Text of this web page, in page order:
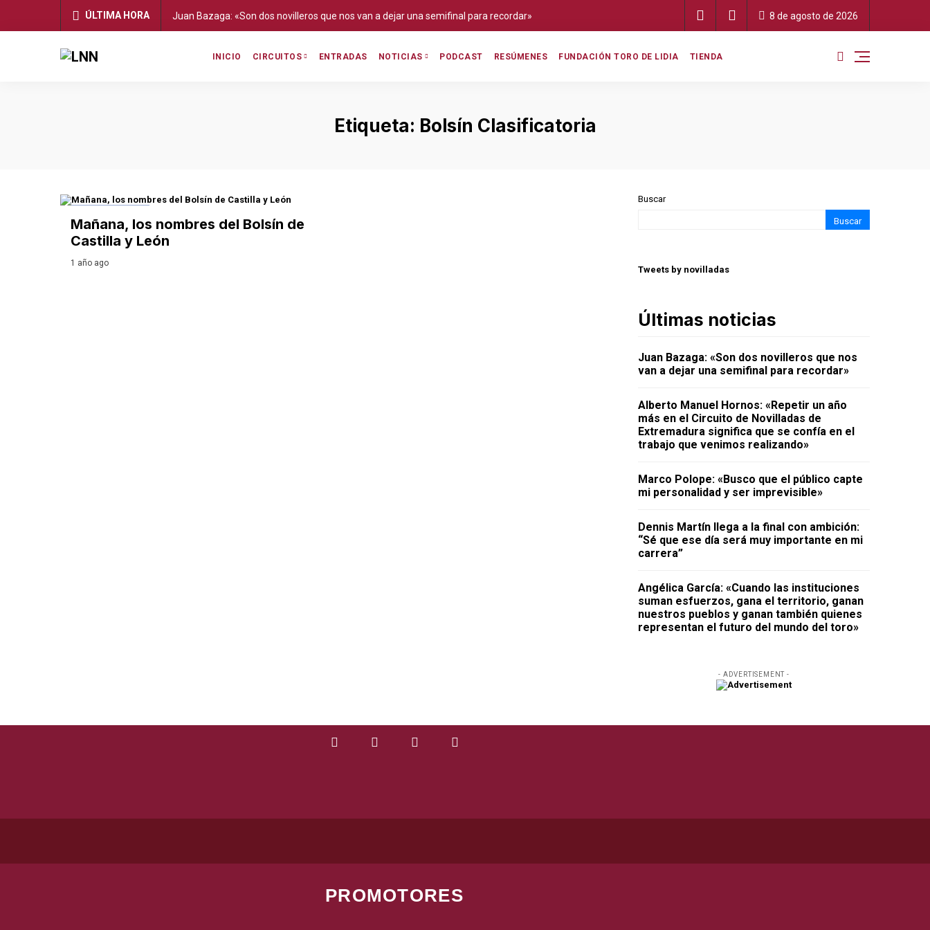
ÚLTIMA HORA Juan Bazaga: «Son dos novilleros que nos van a dejar una semifinal para recordar» 8 de agosto de 2026
INICIO CIRCUITOS ENTRADAS NOTICIAS PODCAST RESÚMENES FUNDACIÓN TORO DE LIDIA TIENDA
Etiqueta: Bolsín Clasificatoria
Mañana, los nombres del Bolsín de
Castilla y León
1 año ago
Buscar
Buscar
Tweets by novilladas
Últimas noticias
Juan Bazaga: «Son dos novilleros que nos
van a dejar una semifinal para recordar»
Alberto Manuel Hornos: «Repetir un año
más en el Circuito de Novilladas de
Extremadura significa que se confía en el
trabajo que venimos realizando»
Marco Polope: «Busco que el público capte
mi personalidad y ser imprevisible»
Dennis Martín llega a la final con ambición:
“Sé que ese día será muy importante en mi
carrera”
Angélica García: «Cuando las instituciones
suman esfuerzos, gana el territorio, ganan
nuestros pueblos y ganan también quienes
representan el futuro del mundo del toro»
- ADVERTISEMENT -
PROMOTORES